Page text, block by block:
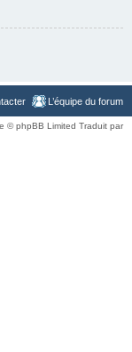
L’équipe du forum
© phpBB Limited Traduit par